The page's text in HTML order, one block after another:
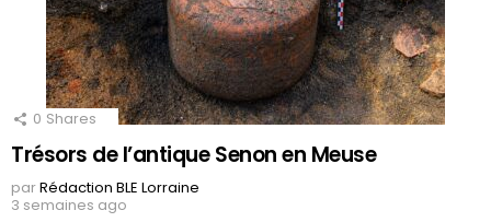
0 Shares
Trésors de l’antique Senon en Meuse
parRédaction BLE Lorraine
3 semaines ago